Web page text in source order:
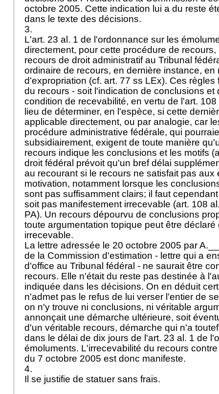
octobre 2005. Cette indication lui a du reste
dans le texte des décisions.
3.
L'art. 23 al. 1 de l'ordonnance sur les
directement, pour cette procédure de
recours de droit administratif au Tribunal
ordinaire de recours, en dernière instance, en
d'expropriation (cf. art. 77 ss LEx). Ces règles
du recours - soit l'indication de conclusions et
condition de recevabilité, en vertu de l'art. 108
lieu de déterminer, en l'espèce, si cette
applicable directement, ou par analogie, car
procédure administrative fédérale, qui
subsidiairement, exigent de toute manière
recours indique les conclusions et les motifs (
droit fédéral prévoit qu'un bref délai
au recourant si le recours ne satisfait pas aux
motivation, notamment lorsque les
sont pas suffisamment clairs; il faut
soit pas manifestement irrecevable (art. 108
PA). Un recours dépourvu de conclusions
toute argumentation topique peut être déclaré
irrecevable.
La lettre adressée le 20 octobre 2005 par
de la Commission d'estimation - lettre qui a
d'office au Tribunal fédéral - ne saurait être
recours. Elle n'était du reste pas destinée à
indiquée dans les décisions. On en déduit
n'admet pas le refus de lui verser l'entier de
on n'y trouve ni conclusions, ni véritable
annonçait une démarche ultérieure, soit
d'un véritable recours, démarche qui n'a
dans le délai de dix jours de l'art. 23 al. 1 de
émoluments. L'irrecevabilité du recours
du 7 octobre 2005 est donc manifeste.
4.
Il se justifie de statuer sans frais.